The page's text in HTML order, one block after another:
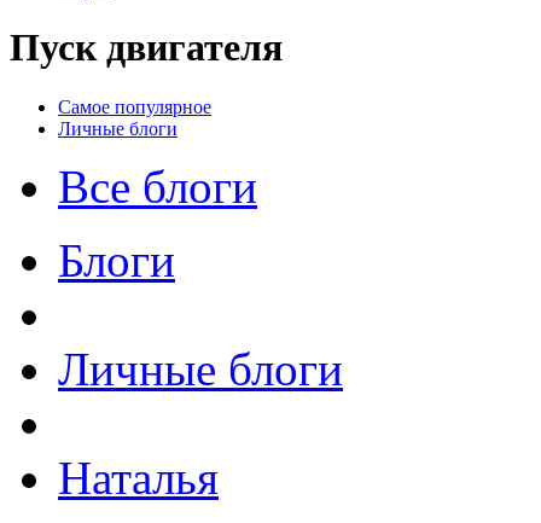
Пуск двигателя
Самое популярное
Личные блоги
Все блоги
Блоги
Личные блоги
Наталья